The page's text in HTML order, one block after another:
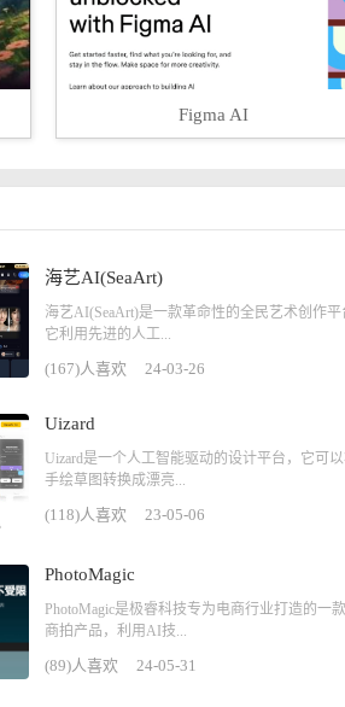
Figma AI
海艺AI(SeaArt)
海艺AI(SeaArt)是一款革命性的全民艺术创作平
它利用先进的人工...
(167)人喜欢 24-03-26
Uizard
Uizard是一个人工智能驱动的设计平台，它可
手绘草图转换成漂亮...
(118)人喜欢 23-05-06
PhotoMagic
PhotoMagic是极睿科技专为电商行业打造的一
商拍产品，利用AI技...
(89)人喜欢 24-05-31